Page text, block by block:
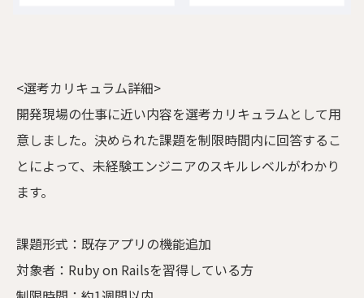
<選考カリキュラム詳細>
開発現場の仕事に近い内容を選考カリキュラムとして用
意しました。決められた課題を制限時間内に回答するこ
とによって、未経験エンジニアのスキルレベルがわかり
ます。
課題形式：既存アプリの機能追加
対象者：Ruby on Railsを習得している方